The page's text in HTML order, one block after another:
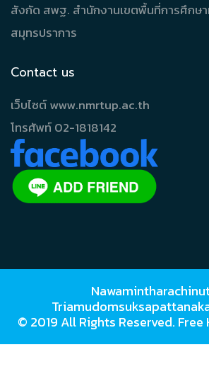
สังกัด สพฐ. สำนักงานเขตพื้นที่การศึกษ
สมุทรปราการ
Contact us
เว็บไซต์ www.nmrtup.ac.th
โทรศัพท์ 02-1818142
© 2019 All Rights Reserved. Free